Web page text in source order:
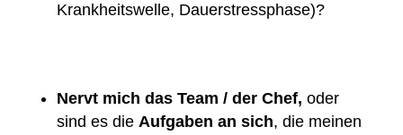
Krankheitswelle, Dauerstressphase)?
Nervt mich das Team / der Chef, oder
sind es die Aufgaben an sich, die meinen